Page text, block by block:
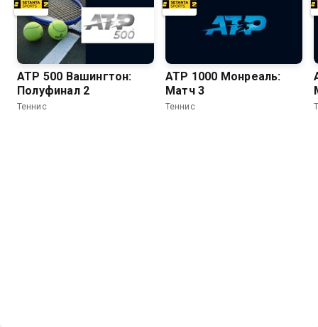
ATP 500 Вашингтон:
Полуфинал 2
Теннис
ATP 1000 Монреаль:
Матч 3
Теннис